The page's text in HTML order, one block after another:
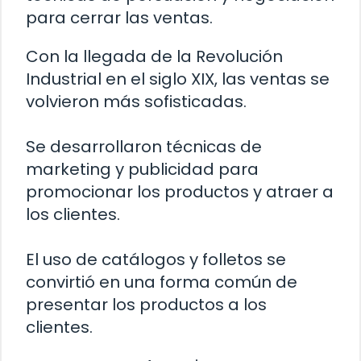
para cerrar las ventas.
Con la llegada de la Revolución
Industrial en el siglo XIX, las ventas se
volvieron más sofisticadas.
Se desarrollaron técnicas de
marketing y publicidad para
promocionar los productos y atraer a
los clientes.
El uso de catálogos y folletos se
convirtió en una forma común de
presentar los productos a los
clientes.